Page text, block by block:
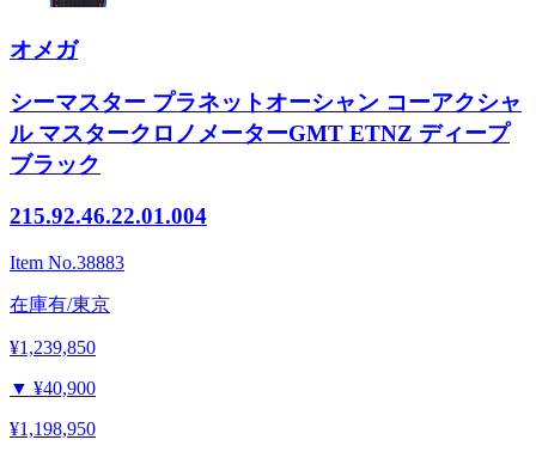
オメガ
シーマスター プラネットオーシャン コーアクシャ
ル マスタークロノメーターGMT ETNZ ディープ
ブラック
215.92.46.22.01.004
Item No.38883
在庫有/東京
¥1,239,850
▼ ¥40,900
¥1,198,950